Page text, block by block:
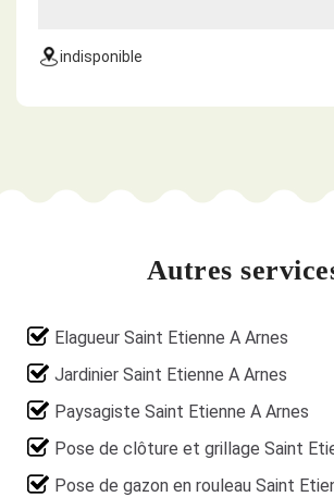
indisponible
Autres
Elagueur Saint Etienne A Arnes
Jardinier Saint Etienne A Arnes
Paysagiste Saint Etienne A Arnes
Pose de clôture et grillage Saint
Pose de gazon en rouleau Saint